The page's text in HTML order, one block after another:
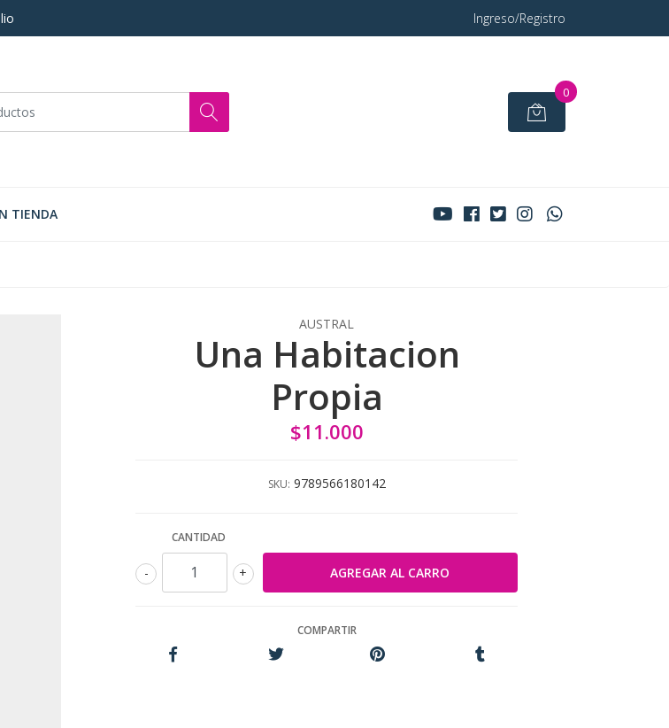
Ingreso/Registro
0
TIENDA
AUSTRAL
Una Habitacion
Propia
$11.000
SKU: 9789566180142
CANTIDAD
+
-
COMPARTIR